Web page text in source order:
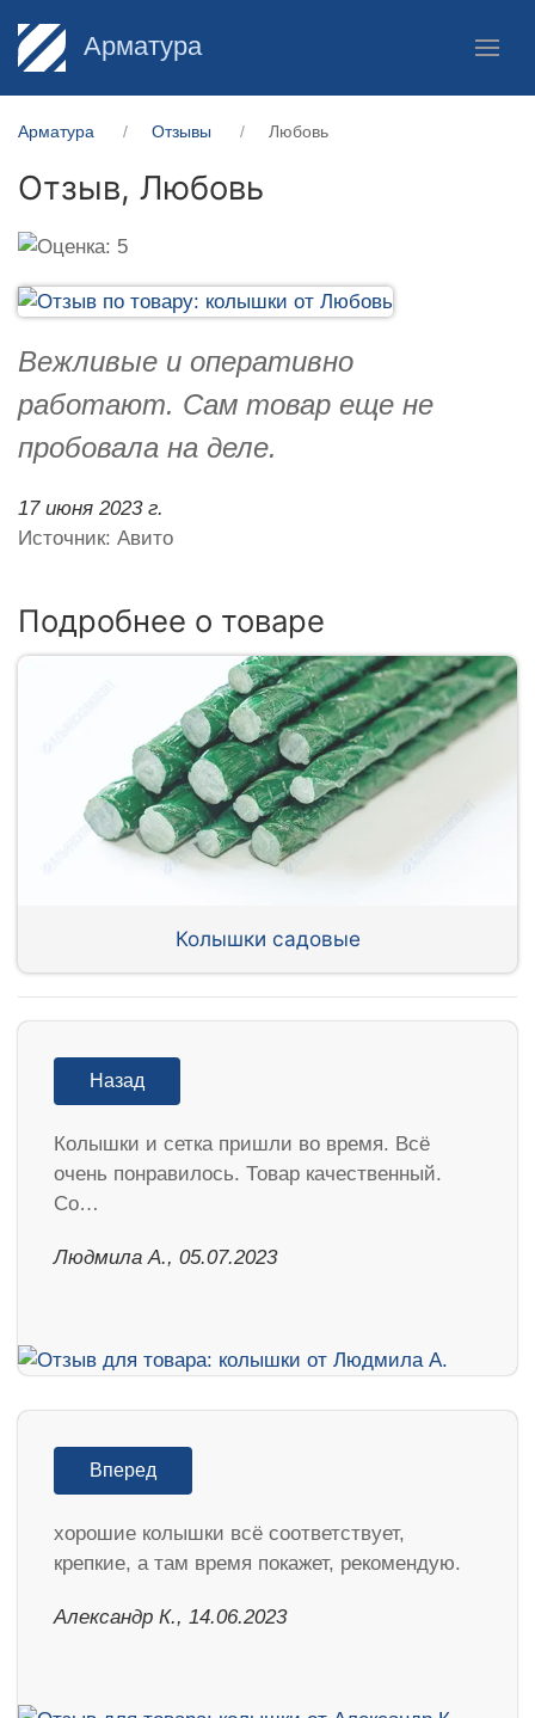
Арматура
Арматура Отзывы Любовь
Отзыв, Любовь
Вежливые и оперативно
работают. Сам товар еще не
пробовала на деле.
17 июня 2023 г.
Источник: Авито
Подробнее о товаре
Колышки садовые
Назад
Колышки и сетка пришли во время. Всё
очень понравилось. Товар качественный.
Со…
Людмила А., 05.07.2023
Вперед
хорошие колышки всё соответствует,
крепкие, а там время покажет, рекомендую.
Александр К., 14.06.2023